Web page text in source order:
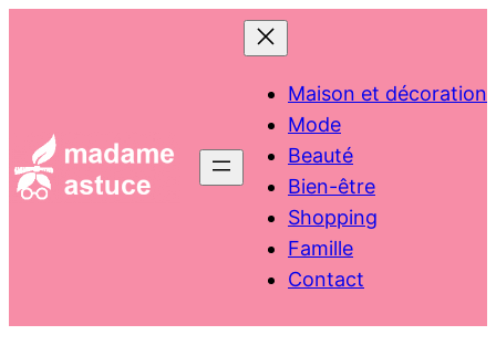
Maison et décoration
Mode
Beauté
Bien-être
Shopping
Famille
Contact